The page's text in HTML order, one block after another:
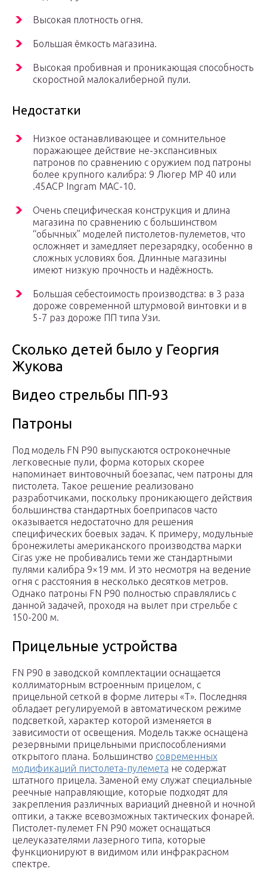
Высокая плотность огня.
Большая ёмкость магазина.
Высокая пробивная и проникающая способность
скоростной малокалиберной пули.
Недостатки
Низкое останавливающее и сомнительное
поражающее действие не-экспансивных
патронов по сравнению с оружием под патроны
более крупного калибра: 9 Люгер MP 40 или
.45ACP Ingram MAC-10.
Очень специфическая конструкция и длина
магазина по сравнению с большинством
“обычных” моделей пистолетов-пулеметов, что
осложняет и замедляет перезарядку, особенно в
сложных условиях боя. Длинные магазины
имеют низкую прочность и надёжность.
Большая себестоимость производства: в 3 раза
дороже современной штурмовой винтовки и в
5-7 раз дороже ПП типа Узи.
Сколько детей было у Георгия
Жукова
Видео стрельбы ПП-93
Патроны
Под модель FN P90 выпускаются остроконечные
легковесные пули, форма которых скорее
напоминает винтовочный боезапас, чем патроны для
пистолета. Такое решение реализовано
разработчиками, поскольку проникающего действия
большинства стандартных боеприпасов часто
оказывается недостаточно для решения
специфических боевых задач. К примеру, модульные
бронежилеты американского производства марки
Ciras уже не пробивались теми же стандартными
пулями калибра 9×19 мм. И это несмотря на ведение
огня с расстояния в несколько десятков метров.
Однако патроны FN P90 полностью справлялись с
данной задачей, проходя на вылет при стрельбе с
150-200 м.
Прицельные устройства
FN P90 в заводской комплектации оснащается
коллиматорным встроенным прицелом, с
прицельной сеткой в форме литеры «Т». Последняя
обладает регулируемой в автоматическом режиме
подсветкой, характер которой изменяется в
зависимости от освещения. Модель также оснащена
резервными прицельными приспособлениями
открытого плана. Большинство современных
модификаций пистолета-пулемета не содержат
штатного прицела. Заменой ему служат специальные
реечные направляющие, которые подходят для
закрепления различных вариаций дневной и ночной
оптики, а также всевозможных тактических фонарей.
Пистолет-пулемет FN P90 может оснащаться
целеуказателями лазерного типа, которые
функционируют в видимом или инфракрасном
спектре.